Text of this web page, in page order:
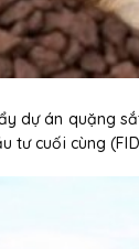
dự án quặng
tư cuối cùng